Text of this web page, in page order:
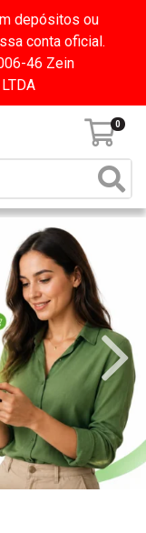
depósitos ou
conta oficial.
46 Zein
0